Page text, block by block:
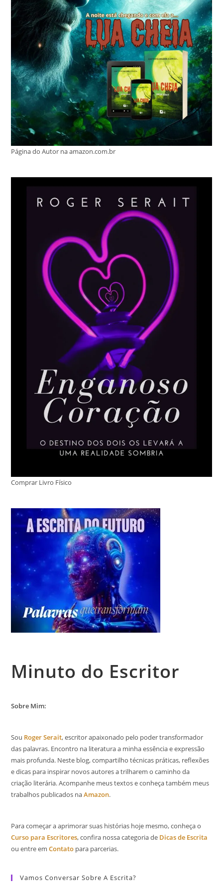
Página do Autor na amazon.com.br
Comprar Livro Físico
Minuto do Escritor
Sobre Mim:
Sou Roger Serait, escritor apaixonado pelo poder transformador
das palavras. Encontro na literatura a minha essência e expressão
mais profunda. Neste blog, compartilho técnicas práticas, reflexões
e dicas para inspirar novos autores a trilharem o caminho da
criação literária. Acompanhe meus textos e conheça também meus
trabalhos publicados naAmazon.
Para começar a aprimorar suas histórias hoje mesmo, conheça o
Curso para Escritores, confira nossa categoria de Dicas de Escrita
ou entre emContato para parcerias.
Vamos Conversar Sobre A Escrita?